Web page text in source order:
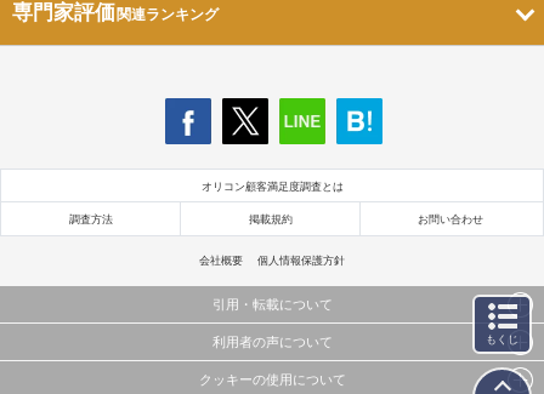
専門家評価関連ランキング
オリコン顧客満足度調査とは
調査方法 掲載規約 お問い合わせ
会社概要 個人情報保護方針
引用・転載について
当サイトで公開されている情報（文字、写真、イラスト、画像データ等）及びこれらの配置・
これらの情報を権利者の許可なく無断転載・複製などの二次利用を行うことは固く禁じており
利用者の声について
当サイトに掲載している内容はすべてサービスの利用者が提出された見解・感想です。
クッキーの使用について
もくじ